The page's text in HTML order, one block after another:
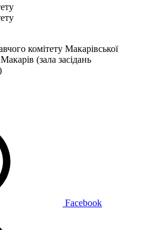
комітету Макарівської
(зала засідань
Facebook